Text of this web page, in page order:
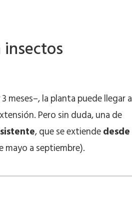
meses–, la planta puede llegar a
Pero sin duda, una de
, que se extiendedesde
mayo a septiembre).